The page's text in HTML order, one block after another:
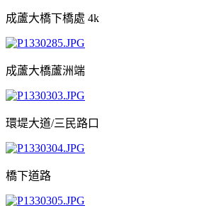
成蘆大橋下橋處 4k
成蘆大橋蘆洲端
環堤大道/三民路口
橋下道路